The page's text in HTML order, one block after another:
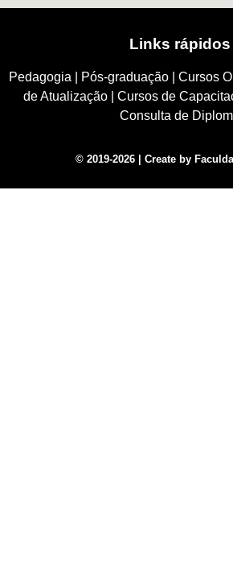
Links rápidos
Pedagogia Pós-graduação| Cursos
de Atualização| Cursos de
Consulta de
© 2019-2026 | Create by